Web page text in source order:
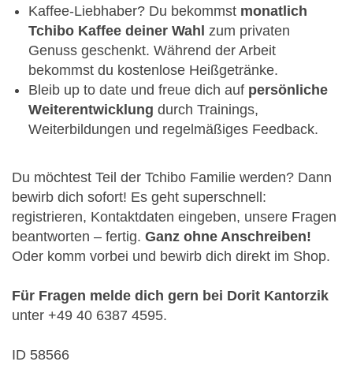
Kaffee-Liebhaber? Du bekommst monatlich
Tchibo Kaffee deiner Wahl zum privaten
Genuss geschenkt. Während der Arbeit
bekommst du kostenlose Heißgetränke.
Bleib up to date und freue dich auf persönliche
Weiterentwicklung durch Trainings,
Weiterbildungen und regelmäßiges Feedback.
Du möchtest Teil der Tchibo Familie werden? Dann
bewirb dich sofort! Es geht superschnell:
registrieren, Kontaktdaten eingeben, unsere Fragen
beantworten – fertig. Ganz ohne Anschreiben!
Oder komm vorbei und bewirb dich direkt im Shop.
Für Fragen melde dich gern bei Dorit Kantorzik
unter +49 40 6387 4595.
ID 58566